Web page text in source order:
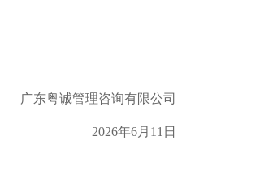
广东粤诚管理咨询有限公司
2026年6月11 日